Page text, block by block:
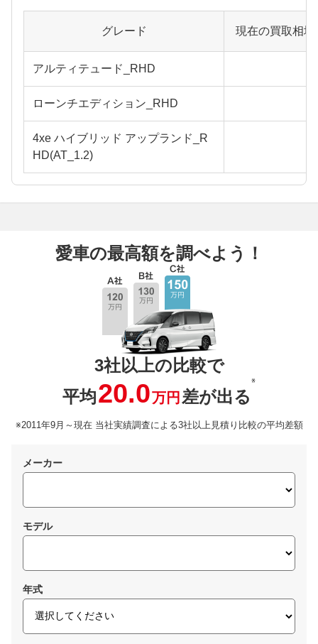
グレード 現在の買取相
アルティテュード_RHD
ローンチエディション_RHD
4xe ハイブリッド アップランド_R
HD(AT_1.2)
愛車の最高額を調べよう！
3社以上の比較で
平均20.0万円 差が出る
※
※2011年9月～現在 当社実績調査による3社以上見積り比較の平均差額
メーカー
モデル
年式